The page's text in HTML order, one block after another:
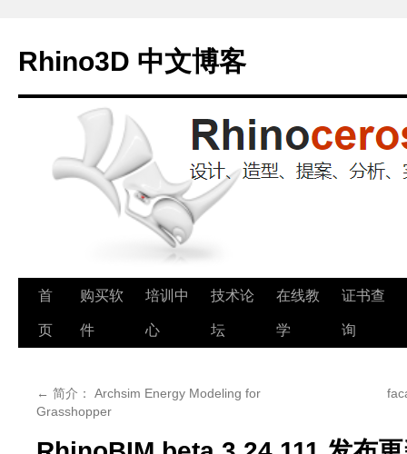
Rhino3D 中文博客
跳
至
首
页
购买软
件
培训中
心
技术论
坛
在线教
学
证书查
询
← 简介： Archsim Energy Modeling for
Grasshopper